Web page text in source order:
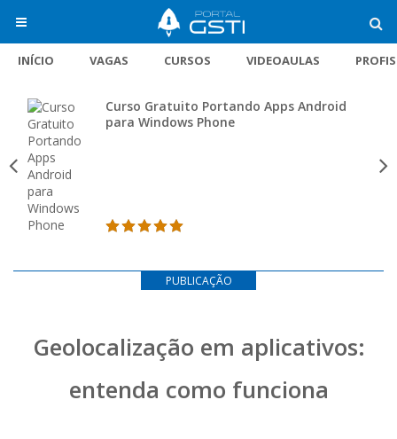
INÍCIO VAGAS CURSOS VIDEOAULAS
Curso Gratuito Portando Apps Android
para Windows Phone
PUBLICAÇÃO
Geolocalização em aplicativos:
entenda como funciona